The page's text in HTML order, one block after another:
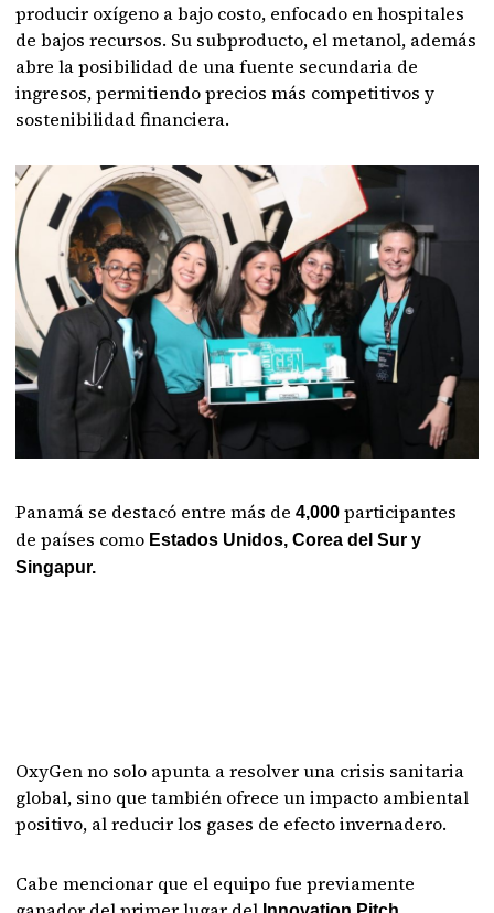
producir oxígeno a bajo costo, enfocado en hospitales
de bajos recursos. Su subproducto, el metanol, además
abre la posibilidad de una fuente secundaria de
ingresos, permitiendo precios más competitivos y
sostenibilidad financiera.
Panamá se destacó entre más de 4,000participantes
de países como Estados Unidos, Corea del Sur y
Singapur.
OxyGen no solo apunta a resolver una crisis sanitaria
global, sino que también ofrece un impacto ambiental
positivo, al reducir los gases de efecto invernadero.
Cabe mencionar que el equipo fue previamente